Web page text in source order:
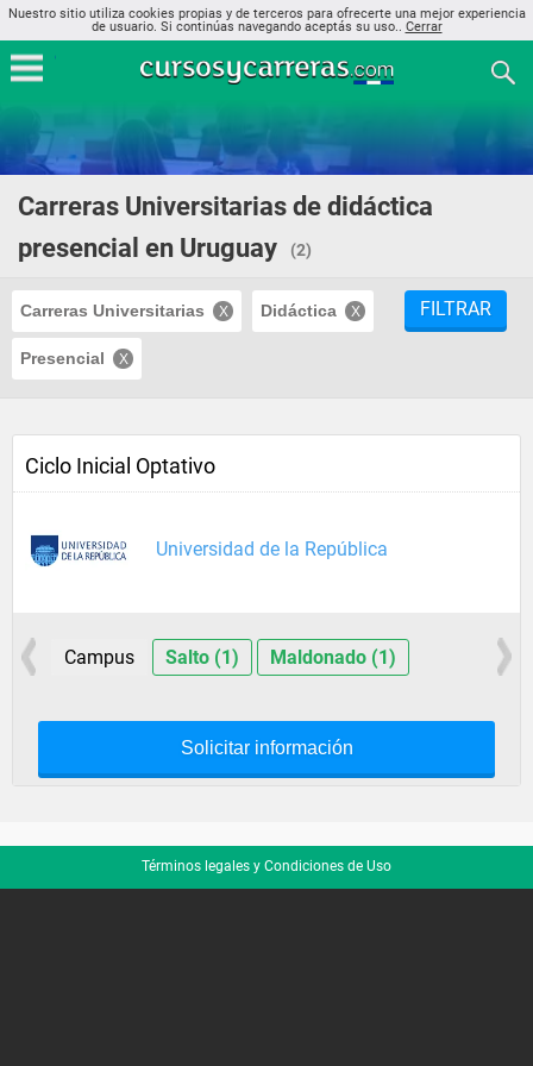
Nuestro sitio utiliza cookies propias y de terceros para ofrecerte una mejor experiencia
de usuario. Si continúas navegando aceptás su uso.. Cerrar
Carreras Universitarias de didáctica
presencial en Uruguay
(2)
Carreras Universitarias Didáctica
Presencial
FILTRAR
Ciclo Inicial Optativo
Universidad de la República
Campus Salto (1) Maldonado (1)
Solicitar información
Términos legales y Condiciones de Uso